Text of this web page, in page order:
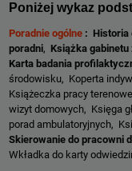
Poniżej wykaz
Poradnie ogólne : Historia
poradni, Książka
Karta badania
środowisku, Koperta
Książeczka pracy
wizyt domowych, Księga
porad ambulatoryjnych,
Skierowanie do pracowni
Wkładka do karty